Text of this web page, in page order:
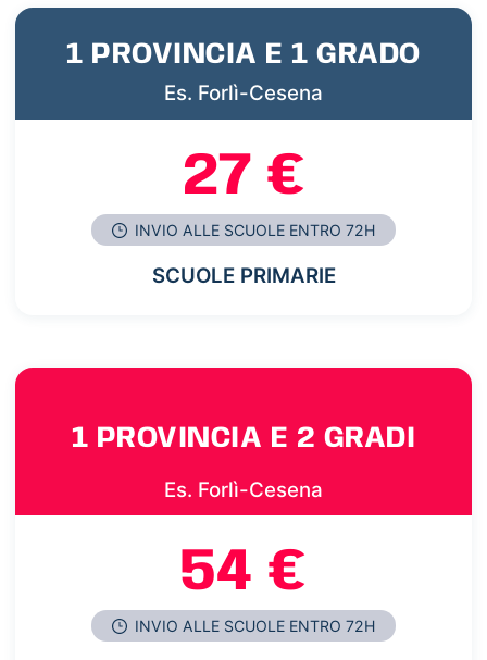
1 PROVINCIA E 1 GRADO
Es. Forlì-Cesena
27 €
INVIO ALLE SCUOLE ENTRO 72H
SCUOLE PRIMARIE
1 PROVINCIA E 2 GRADI
Es. Forlì-Cesena
54 €
INVIO ALLE SCUOLE ENTRO 72H